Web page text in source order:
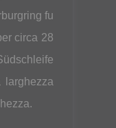
fu
circa 28